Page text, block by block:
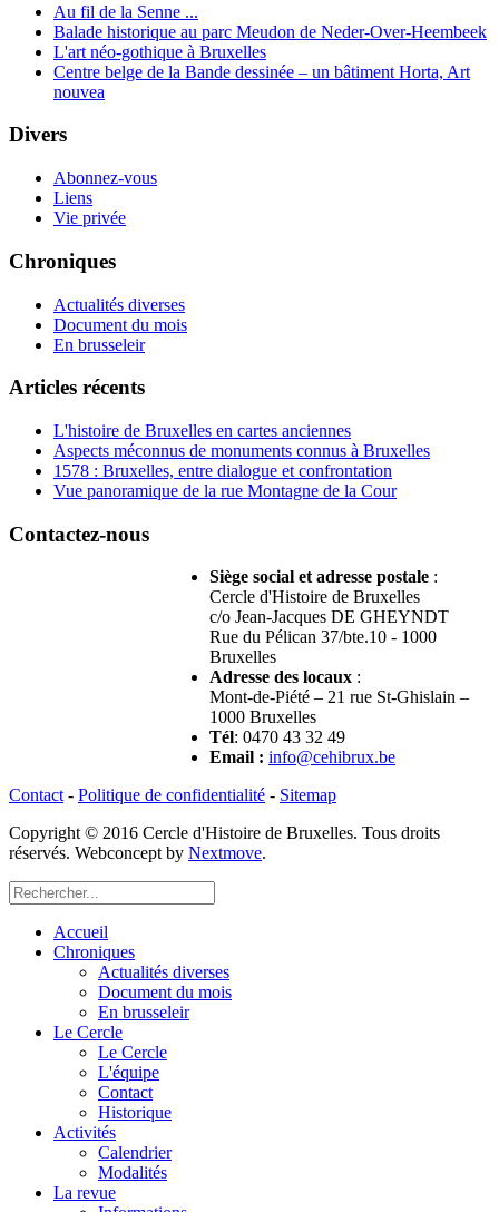
Au fil de la Senne ...
Balade historique au parc Meudon de Neder-Over-Heembeek
L'art néo-gothique à Bruxelles
Centre belge de la Bande dessinée – un bâtiment Horta, Art
nouvea
Divers
Abonnez-vous
Liens
Vie privée
Chroniques
Actualités diverses
Document du mois
En brusseleir
Articles récents
L'histoire de Bruxelles en cartes anciennes
Aspects méconnus de monuments connus à Bruxelles
1578 : Bruxelles, entre dialogue et confrontation
Vue panoramique de la rue Montagne de la Cour
Contactez-nous
Siège social et adresse postale :
Cercle d'Histoire de Bruxelles
c/o Jean-Jacques DE GHEYNDT
Rue du Pélican 37/bte.10 - 1000
Bruxelles
Adresse des locaux :
Mont-de-Piété – 21 rue St-Ghislain –
1000 Bruxelles
Tél: 0470 43 32 49
Email : info@cehibrux.be
Contact- Politique de confidentialité - Sitemap
Copyright © 2016 Cercle d'Histoire de Bruxelles. Tous droits
réservés. Webconcept by Nextmove.
Accueil
Chroniques
Actualités diverses
Document du mois
En brusseleir
Le Cercle
Le Cercle
L'équipe
Contact
Historique
Activités
Calendrier
Modalités
La revue